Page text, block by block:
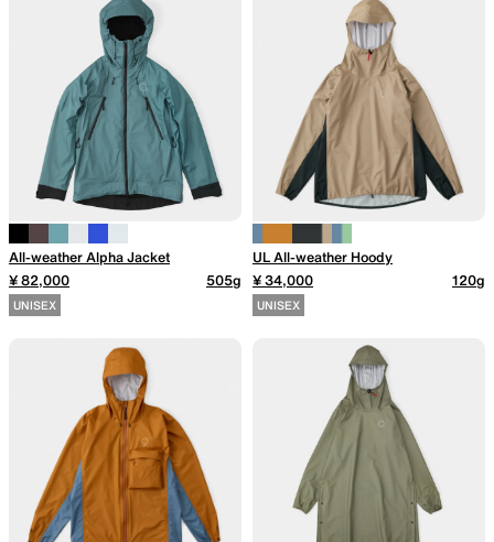
TOPS
山道具として考えられたクロー
ジング
BOTTOMS
機能的な5ポケットを持つパン
ツ＆ショーツ
風や雨、寒さを防ぐシェル
ハイキングのためのヘッドウ
ALL WEATHER ACTIVE INSULATION
All-weather Alpha Jacket
¥ 82,000
505g
UNISEX
UL All-weather Hoody
¥ 34,000
120g
UNISEX